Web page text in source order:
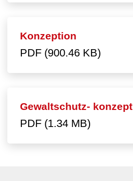
Konzeption
PDF (900.46 KB)
Gewaltschutz- konzept
PDF (1.34 MB)